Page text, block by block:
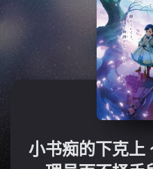
暂无观看影
小书痴的下克上